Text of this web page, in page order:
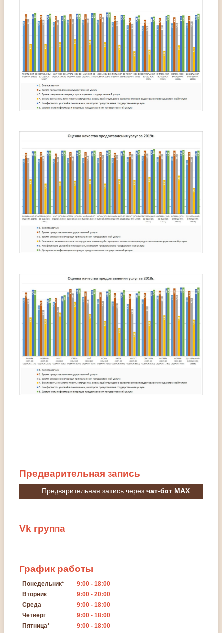
Предварительная запись
Предварительная запись черезчат-бот MAX
Vk группа
График работы
Понедельник*
9:00 - 18:00
Вторник
9:00 - 20:00
Среда
9:00 - 18:00
Четверг
9:00 - 18:00
Пятница*
9:00 - 18:00